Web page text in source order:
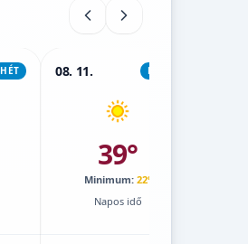
HÉT 08. 11. KEDD
39°
Minimum: 22°
Napos idő